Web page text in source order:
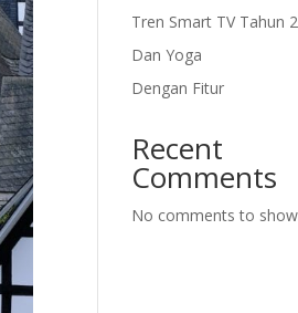
Tren Smart TV Tahun
Dan Yoga
Dengan Fitur
Recent
Comments
No comments to